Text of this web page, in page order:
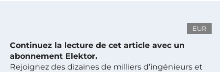
EUR
Continuez la lecture de cet article avec un
abonnement Elektor.
Rejoignez des dizaines de milliers d’ingénieurs et